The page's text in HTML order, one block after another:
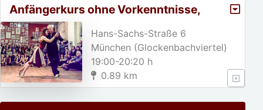
Anfängerkurs ohne Vorkenntnisse,
A1/Weihnachtspause von 23.
Hans-Sachs-Straße 6
München (Glockenbachviertel)
19:00-20:20 h
0.89 km